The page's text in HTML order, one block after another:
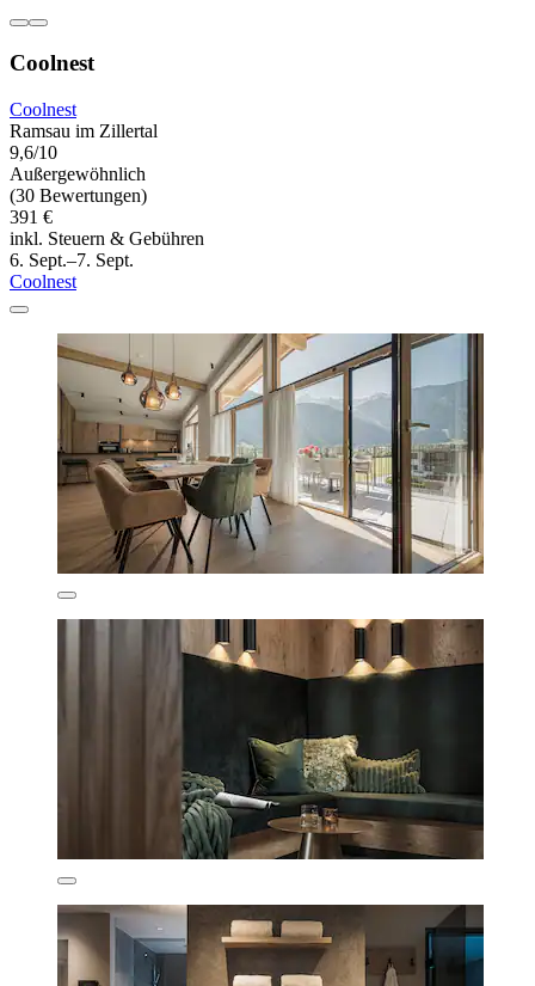
Coolnest
Coolnest
Ramsau im Zillertal
9,6/10
Außergewöhnlich
(30 Bewertungen)
391 €
inkl. Steuern & Gebühren
6. Sept.–7. Sept.
Coolnest